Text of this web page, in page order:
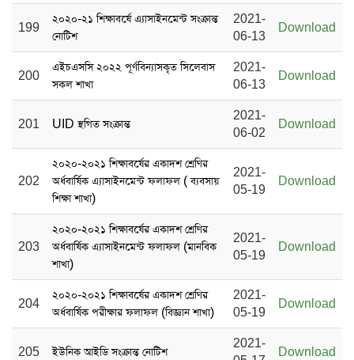
199
২০২০-২১ শিক্ষাবর্ষে এ্যাসাইনমেন্ট সংক্রান্ত
নোটিশ
2021-
06-13
Download
200
এইচএসসি ২০২২ পূর্ণবিন্যাসকৃত সিলেবাস
সকল শাখা
2021-
06-13
Download
201 UID স্থগিত সংক্রান্ত
2021-
06-02
Download
202
২০২০-২০২১ শিক্ষাবর্ষের একাদশ শ্রেণির
অর্ধবার্ষিক এ্যাসাইনমেন্ট ফলাফল ( ব্যবসায়
শিক্ষা শাখা)
2021-
05-19
Download
203
২০২০-২০২১ শিক্ষাবর্ষের একাদশ শ্রেণির
অর্ধবার্ষিক এ্যাসাইনমেন্ট ফলাফল (মানবিক
শাখা)
2021-
05-19
Download
204
২০২০-২০২১ শিক্ষাবর্ষের একাদশ শ্রেণির
অর্ধবার্ষিক পরীক্ষার ফলাফল (বিজ্ঞান শাখা)
2021-
05-19
Download
205 ইউনিক আইডি সংক্রান্ত নোটিশ
2021-
Download